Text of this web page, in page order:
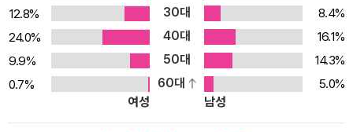
지는 테마들이 있는가 하면, 향기, 음악, 술, 색(色), 문신 같은 생소한
주제들도 포함되어 있다. 심지어 마약, 돼지고기, 젓갈 등은 직접 책을
읽어보지 않고는 대체 무슨 이야기인지 쉽게 짐작조차 하기 힘든 주
제들이다. 신선하면서도 상상력을 자극하는 이 책의 내용들은 오랜
세월 동안 세계 각지를 여행하며 발굴에 전력해온 강인욱 교수의 폭
넓은 경험이 있었기에 가능했다. 고대로부터 이어져온 인류의 삶을
12.8%
30대
8.4%
24.0%
40대
16.1%
9.9%
50대
14.3%
0.7%
60대
5.0%
여성
남성